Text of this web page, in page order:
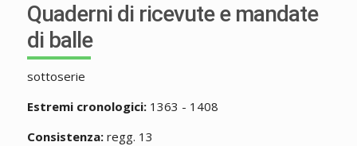
Quaderni di ricevute e mandate
di balle
sottoserie
Estremi cronologici:1363 - 1408
Consistenza:regg. 13